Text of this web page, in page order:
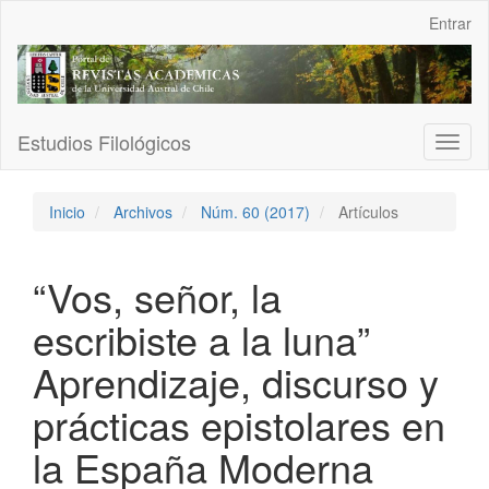
Contenido
principal
Barra
Entrar
Estudios Filológicos
Inicio Archivos Núm. 60 (2017) Artículos
“Vos, señor, la
escribiste a la luna”
Aprendizaje, discurso y
prácticas epistolares en
la España Moderna